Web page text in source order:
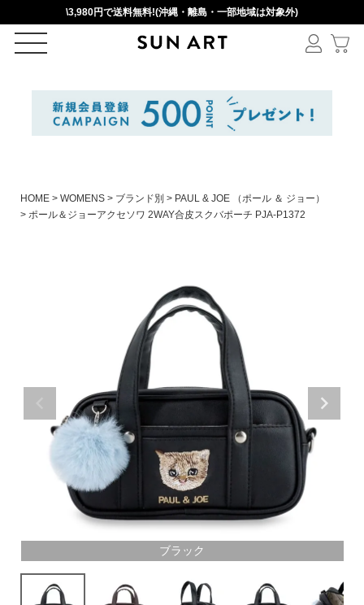
\3,980円で送料無料!(沖縄・離島・一部地域は対象外)
ログイン
価格帯
円(税込)
検索
バッグ
HOME WOMENS ブランド別
PAUL & JOE （ポール ＆ ジョー）
ポール＆ジョーアクセソワ 2WAY合皮スクバポーチ PJA-P1372
ブラック